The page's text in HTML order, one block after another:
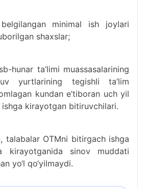
minimal ish joylari
shaxslar;
hunar ta’limi muassasalarining
yurtlarining tegishli ta’lim
kundan e’tiboran uch yil
kirayotgan bitiruvchilari.
talabalar OTMni bitirgach ishga
kirayotganida sinov muddati
yo‘l qo‘yilmaydi.